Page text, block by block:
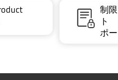
制
ト
ポ